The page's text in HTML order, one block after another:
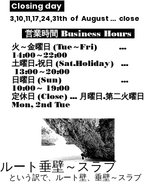
Closing day
3,10,11,17,24,31th of August ... close
営業時間 Business Hours
火～金曜日 (Tue～Fri) ...
14:00～22:00
土曜日.祝日 (Sat.Holiday) ...
13:00～20:00
日曜日 (Sun) ...
10:00～ 19:00
定休日 (Close) ... 月曜日.第二火曜日
Mon, 2nd Tue
ルート垂壁～スラブ
という訳で、ルート壁、垂壁～スラブ